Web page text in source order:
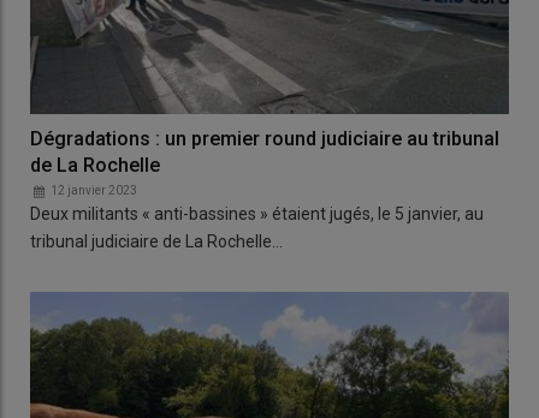
Dégradations : un premier round judiciaire au tribunal
de La Rochelle
12 janvier 2023
Deux militants « anti-bassines » étaient jugés, le 5 janvier, au
tribunal judiciaire de La Rochelle…